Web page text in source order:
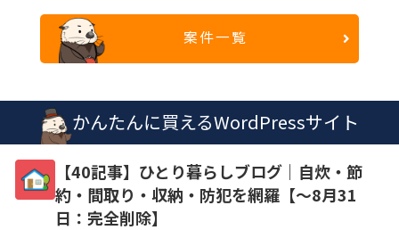
案件一覧
かんたんに買えるWordPressサイト
【40記事】ひとり暮らしブログ｜自炊・節
約・間取り・収納・防犯を網羅【～8月31
日：完全削除】